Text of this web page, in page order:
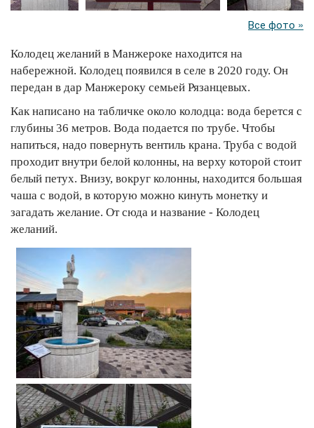
Все фото »
Колодец желаний в Манжероке находится на
набережной. Колодец появился в селе в 2020 году. Он
передан в дар Манжероку семьей Рязанцевых.
Как написано на табличке около колодца: вода берется с
глубины 36 метров. Вода подается по трубе. Чтобы
напиться, надо повернуть вентиль крана. Труба с водой
проходит внутри белой колонны, на верху которой стоит
белый петух. Внизу, вокруг колонны, находится большая
чаша с водой, в которую можно кинуть монетку и
загадать желание. От сюда и название - Колодец
желаний.